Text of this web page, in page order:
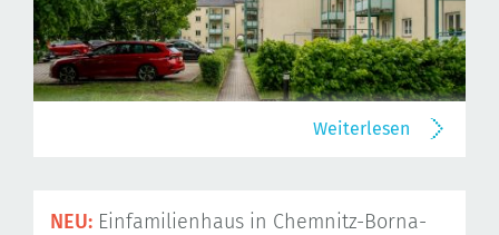
Weiterlesen
NEU: Einfamilienhaus in Chemnitz-Borna-